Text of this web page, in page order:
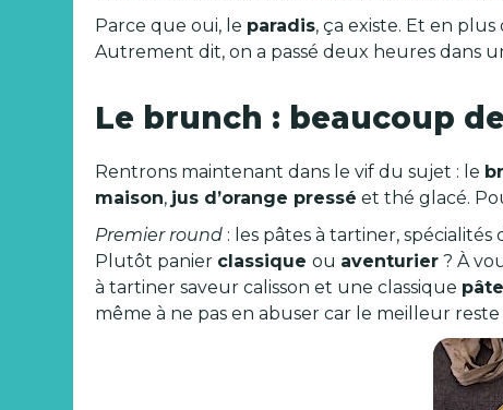
Parce que oui, le paradis, ça existe. Et en
Autrement dit, on a passé deux heures dans
Le brunch : beaucoup
Rentrons maintenant dans le vif du sujet : le
maison, jus d’orange pressé et thé glacé.
Premier round : les pâtes à tartiner,
Plutôt panier classiqueou aventurier ? À
à tartiner saveur calisson et une classique
même à ne pas en abuser car le meilleur reste